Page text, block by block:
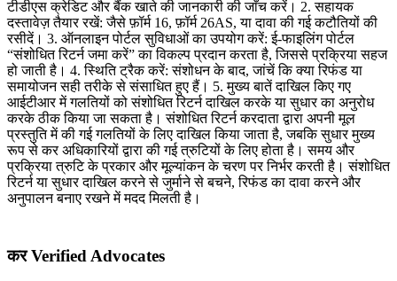
टीडीएस क्रेडिट और बैंक खाते की जानकारी की जाँच करें। 2. सहायक
दस्तावेज़ तैयार रखें: जैसे फ़ॉर्म 16, फ़ॉर्म 26AS, या दावा की गई कटौतियों की
रसीदें। 3. ऑनलाइन पोर्टल सुविधाओं का उपयोग करें: ई-फाइलिंग पोर्टल
“संशोधित रिटर्न जमा करें” का विकल्प प्रदान करता है, जिससे प्रक्रिया सहज
हो जाती है। 4. स्थिति ट्रैक करें: संशोधन के बाद, जांचें कि क्या रिफंड या
समायोजन सही तरीके से संसाधित हुए हैं। 5. मुख्य बातें दाखिल किए गए
आईटीआर में गलतियों को संशोधित रिटर्न दाखिल करके या सुधार का अनुरोध
करके ठीक किया जा सकता है। संशोधित रिटर्न करदाता द्वारा अपनी मूल
प्रस्तुति में की गई गलतियों के लिए दाखिल किया जाता है, जबकि सुधार मुख्य
रूप से कर अधिकारियों द्वारा की गई त्रुटियों के लिए होता है। समय और
प्रक्रिया त्रुटि के प्रकार और मूल्यांकन के चरण पर निर्भर करती है। संशोधित
रिटर्न या सुधार दाखिल करने से जुर्माने से बचने, रिफंड का दावा करने और
अनुपालन बनाए रखने में मदद मिलती है।
कर Verified Advocates